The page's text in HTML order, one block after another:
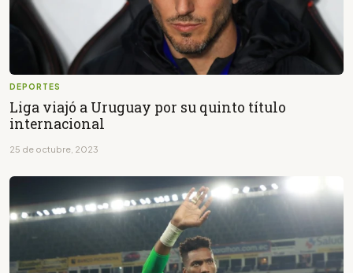
DEPORTES
Liga viajó a Uruguay por su quinto título
internacional
25 de octubre, 2023